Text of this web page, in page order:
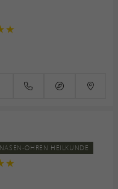
OHREN HEILKUNDE